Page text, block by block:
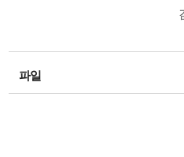
김지아<동양
파일